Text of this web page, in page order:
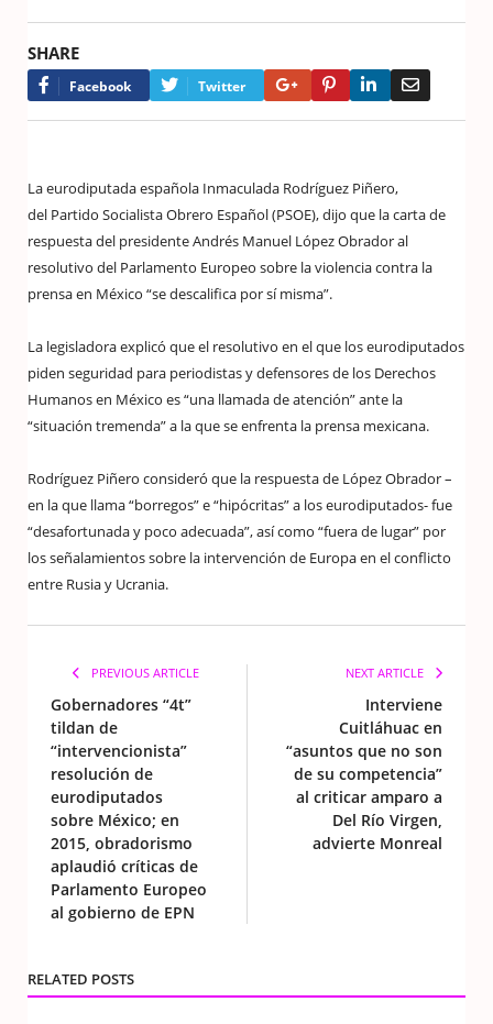
SHARE
Facebook Twitter Google+PinterestLinkedIn
La eurodiputada española Inmaculada Rodríguez Piñero,
del Partido Socialista Obrero Español (PSOE), dijo que la carta de
respuesta del presidente Andrés Manuel López Obrador al
resolutivo del Parlamento Europeo sobre la violencia contra la
prensa en México “se descalifica por sí misma”.
La legisladora explicó que el resolutivo en el que los eurodiputados
piden seguridad para periodistas y defensores de los Derechos
Humanos en México es “una llamada de atención” ante la
“situación tremenda” a la que se enfrenta la prensa mexicana.
Rodríguez Piñero consideró que la respuesta de López Obrador –
en la que llama “borregos” e “hipócritas” a los eurodiputados- fue
“desafortunada y poco adecuada”, así como “fuera de lugar” por
los señalamientos sobre la intervención de Europa en el conflicto
entre Rusia y Ucrania.
PREVIOUS ARTICLE
Gobernadores “4t”
tildan de
“intervencionista”
resolución de
eurodiputados
sobre México; en
2015, obradorismo
aplaudió críticas de
Parlamento Europeo
al gobierno de EPN
NEXT ARTICLE
Interviene
Cuitláhuac en
“asuntos que no son
de su competencia”
al criticar amparo a
Del Río Virgen,
advierte Monreal
RELATED POSTS